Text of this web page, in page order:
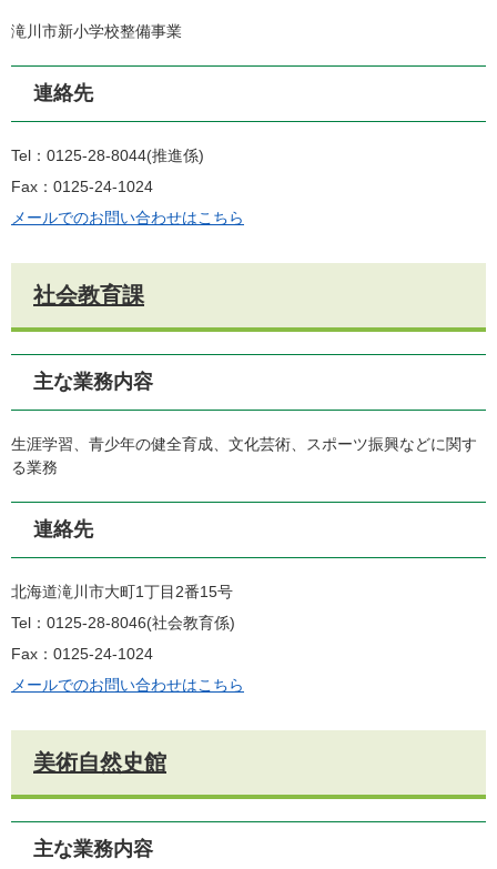
滝川市新小学校整備事業
連絡先
Tel：0125-28-8044 推進係
Fax：0125-24-1024
メールでのお問い合わせはこちら
社会教育課
主な業務内容
生涯学習、青少年の健全育成、文化芸術、スポーツ振興などに関す
る業務
連絡先
北海道滝川市大町1丁目2番15号
Tel：0125-28-8046 社会教育係
Fax：0125-24-1024
メールでのお問い合わせはこちら
美術自然史館
主な業務内容